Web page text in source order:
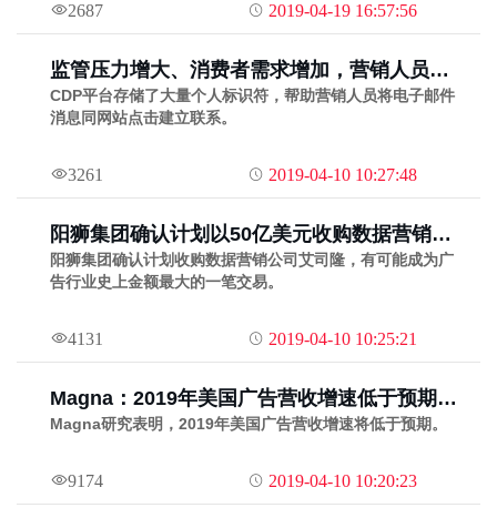
2687 2019-04-19 16:57:56
监管压力增大、消费者需求增加，营销人员如
何选择CDP平台？
CDP平台存储了大量个人标识符，帮助营销人员将电子邮件
消息同网站点击建立联系。
3261 2019-04-10 10:27:48
阳狮集团确认计划以50亿美元收购数据营销公
司艾司隆
阳狮集团确认计划收购数据营销公司艾司隆，有可能成为广
告行业史上金额最大的一笔交易。
4131 2019-04-10 10:25:21
Magna：2019年美国广告营收增速低于预期为
4.1%达到2170亿美元
Magna研究表明，2019年美国广告营收增速将低于预期。
9174 2019-04-10 10:20:23